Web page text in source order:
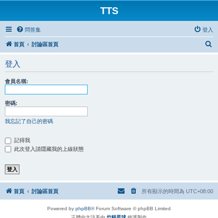
TTS
問答集 登入
首頁 討論區首頁
登入
會員名稱:
密碼:
我忘記了自己的密碼
記得我
此次登入請隱藏我的上線狀態
首頁 討論區首頁 所有顯示的時間為 UTC+08:00
Powered by phpBB® Forum Software © phpBB Limited